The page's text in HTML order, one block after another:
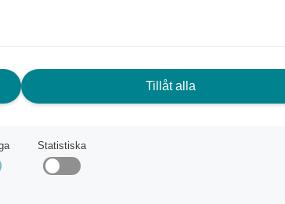
Tillåt alla
Statistiska